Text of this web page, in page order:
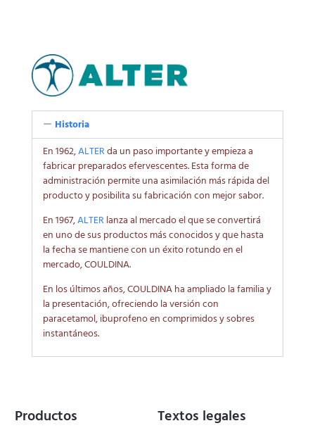
Historia
En 1962,ALTERda un paso importante y empieza a
fabricar preparados efervescentes. Esta forma de
administración permite una asimilación más rápida del
producto y posibilita su fabricación con mejor sabor.
En 1967,ALTER lanza al mercado el que se convertirá
en uno de sus productos más conocidos y que hasta
la fecha se mantiene con un éxito rotundo en el
mercado, COULDINA.
En los últimos años, COULDINA ha ampliado la familia y
la presentación, ofreciendo la versión con
paracetamol, ibuprofeno en comprimidos y sobres
instantáneos.
Productos Textos legales